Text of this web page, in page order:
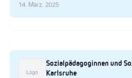
14. März. 2025
Logo
Sozialpädagoginnen und
Karlsruhe